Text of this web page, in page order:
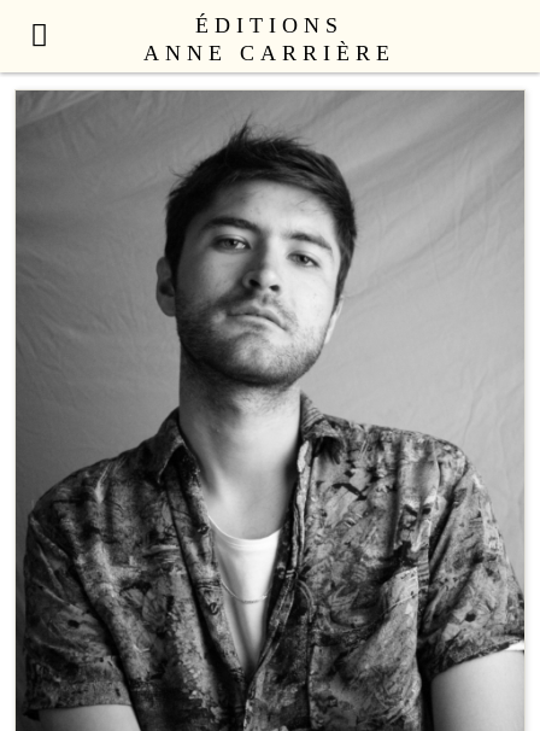
ÉDITIONS
ANNE CARRIÈRE
NOUVEAUTÉS
LITTÉRATURE FRANÇAISE
LITTÉRATURE ÉTRANGÈRE
NON FICTION
ANNE CARRIÈRE UNIVERS
SEX APPEAL
LE COLLECTIF
PROFESSIONNELS